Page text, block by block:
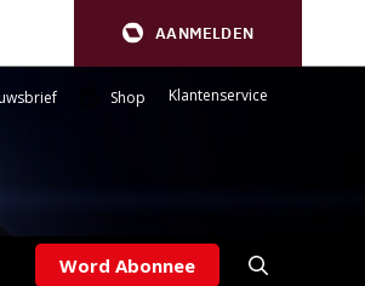
AANMELDEN
Shop Klantenservice
Word Abonnee